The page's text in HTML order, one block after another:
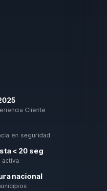
Cliente
en seguridad
< 20 seg
activa
nacional